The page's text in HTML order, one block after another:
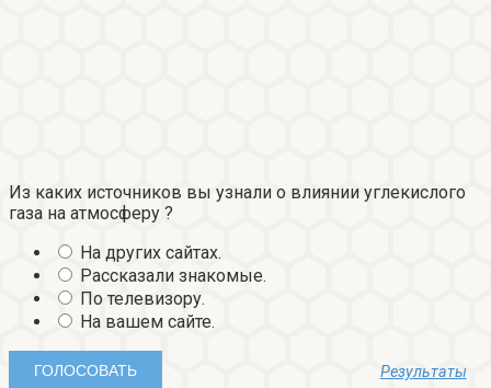
Из каких источников вы узнали о влиянии углекислого
газа на атмосферу ?
На других сайтах.
Рассказали знакомые.
По телевизору.
На вашем сайте.
Результаты